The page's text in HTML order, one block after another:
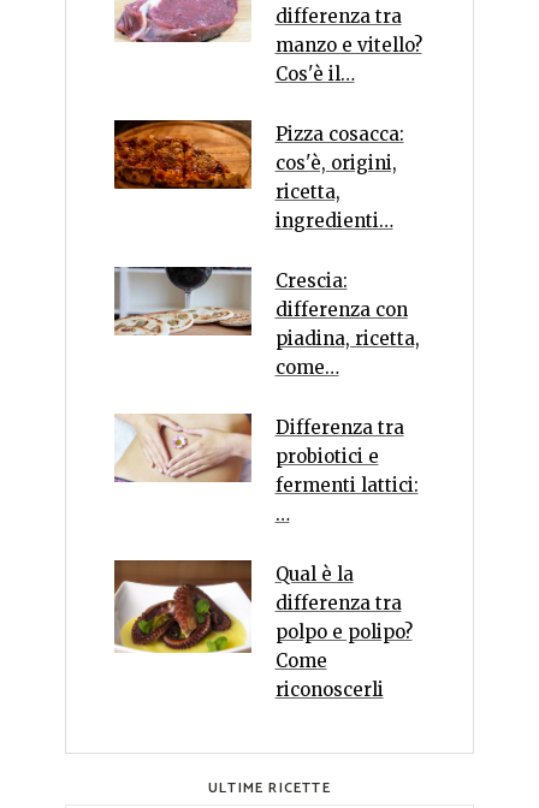
differenza tra
manzo e vitello?
Cos'è il…
Pizza cosacca:
cos'è, origini,
ricetta,
ingredienti…
Crescia:
differenza con
piadina, ricetta,
come…
Differenza tra
probiotici e
fermenti lattici:
…
Qual è la
differenza tra
polpo e polipo?
Come
riconoscerli
ULTIME RICETTE